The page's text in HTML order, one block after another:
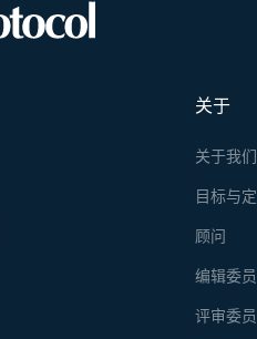
关于
关于我们
目标与
顾问
编辑委
评审委